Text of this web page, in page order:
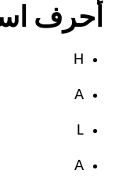
أحرف
H
A
L
A